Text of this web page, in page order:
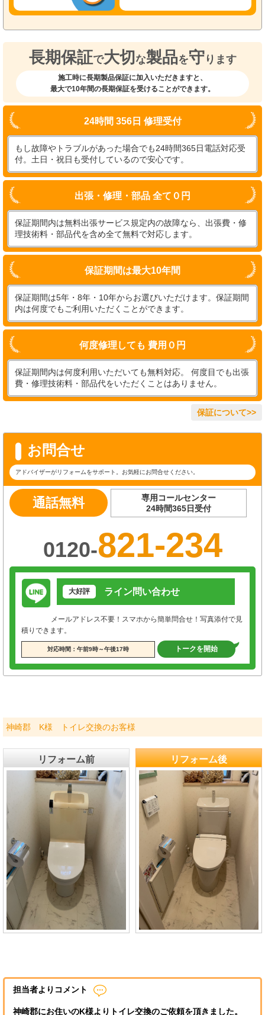
長期保証で大切 な製品を守 ります
施工時に長期製品保証に加入いただきますと、
最大で10年間の長期保証を受けることができます。
24時間 356日 修理受付
もし故障やトラブルがあった場合でも24時間365日電話対応受
付。土日・祝日も受付しているので安心です。
出張・修理・部品 全て０円
保証期間内は無料出張サービス規定内の故障なら、出張費・修
理技術料・部品代を含め全て無料で対応します。
保証期間は最大10年間
保証期間は5年・8年・10年からお選びいただけます。保証期間
内は何度でもご利用いただくことができます。
何度修理しても 費用０円
保証期間内は何度利用いただいても無料対応。 何度目でも出張
費・修理技術料・部品代をいただくことはありません。
保証について>>
お問合せ
アドバイザーがリフォームをサポート。お気軽にお問合せください。
通話無料
専用コールセンター
24時間365日受付
0120-821-234
大好評 ライン問い合わせ
メールアドレス不要！スマホから簡単問合せ！写真添付で見
積りできます。
対応時間：午前9時～午後17時 トークを開始
神崎郡 K様 トイレ交換のお客様
リフォーム前 リフォーム後
担当者よりコメント
神崎郡にお住いのK様よりトイレ交換のご依頼を頂きました。